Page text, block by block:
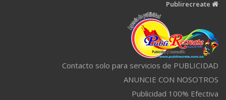
Contacto solo para servicios de PUBLICIDAD
ANUNCIE CON NOSOTROS
Publicidad 100% Efectiva